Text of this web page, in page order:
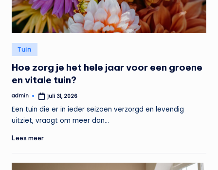
Geplaatst
in
Tuin
Hoe zorg je het hele jaar voor een groene
en vitale tuin?
Geplaatst
admin juli 31, 2026
Een tuin die er in ieder seizoen verzorgd en levendig
uitziet, vraagt om meer dan…
Lees meer